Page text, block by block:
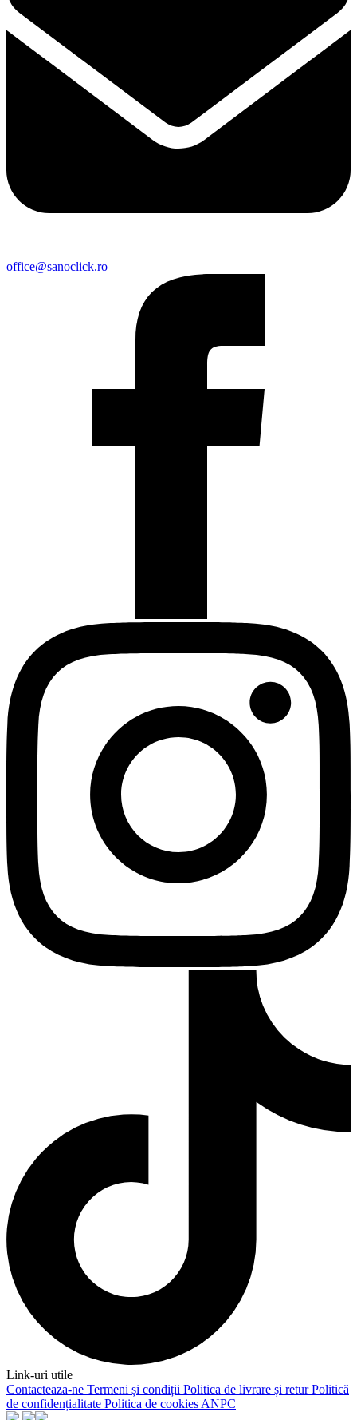
office@sanoclick.ro
Link-uri utile
Contacteaza-ne Termeni și condiții Politica de livrare și returPolitică
de confidențialitate Politica de cookies ANPC